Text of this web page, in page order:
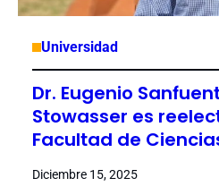
Universidad
Dr. Eugenio
Stowasser es
Facultad de
Diciembre 15, 2025